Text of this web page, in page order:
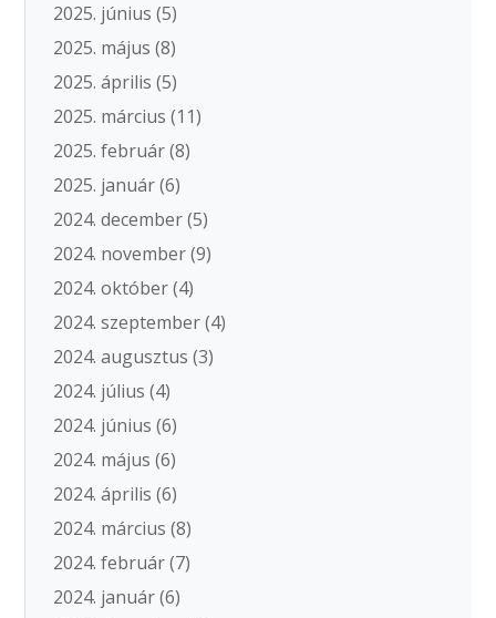
2025. június (5)
2025. május (8)
2025. április (5)
2025. március (11)
2025. február(8)
2025. január(6)
2024. december(5)
2024. november(9)
2024. október(4)
2024. szeptember(4)
2024. augusztus (3)
2024. július (4)
2024. június (6)
2024. május (6)
2024. április (6)
2024. március (8)
2024. február(7)
2024. január(6)